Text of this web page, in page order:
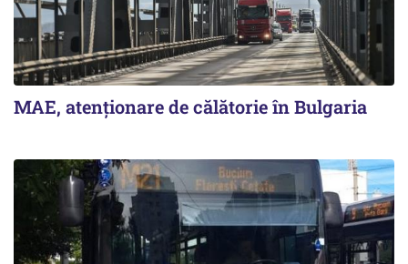
MAE, atenționare de călătorie în Bulgaria